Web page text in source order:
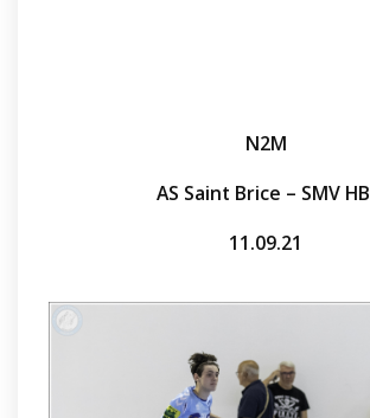
N2M
AS Saint Brice – SMV HB
11.09.21